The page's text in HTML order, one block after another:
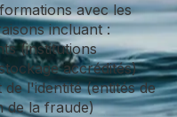
avec les
incluant :
(institutions
accrédités)
l'identité (entités de
de la fraude)